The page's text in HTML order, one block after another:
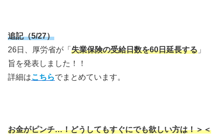
追記（5/27）
26日、厚労省が「 失業保険の受給日数を60日延長する 」
旨を発表しました！！
詳細はこちらでまとめています。
お金がピンチ…！どうしてもすぐにでも欲しい方は！＞＜